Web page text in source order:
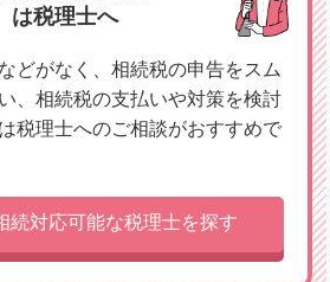
は税理士へ
どがなく、相続税の申告をスム
、相続税の支払いや対策を検討
税理士へのご相談がおすすめで
続対応可能な税理士を探す